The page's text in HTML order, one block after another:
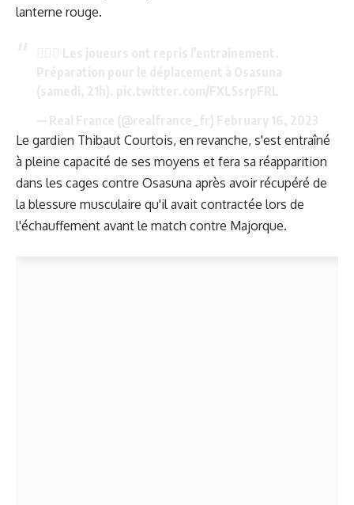
lanterne rouge.
Le gardien Thibaut Courtois, en revanche, s'est entraîné
à pleine capacité de ses moyens et fera sa réapparition
dans les cages contre Osasuna après avoir récupéré de
la blessure musculaire qu'il avait contractée lors de
l'échauffement avant le match contre Majorque.